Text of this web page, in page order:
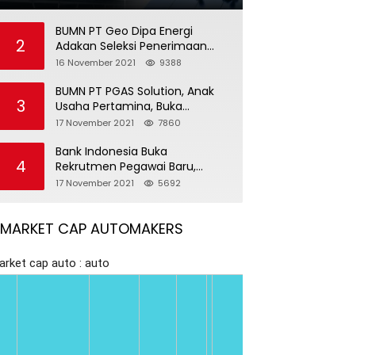
2
BUMN PT Geo Dipa Energi
Adakan Seleksi Penerimaan
Pegawai Baru
16 November 2021 9388
3
BUMN PT PGAS Solution, Anak
Usaha Pertamina, Buka
Rekrutmen Pegawai Baru
17 November 2021 7860
4
Bank Indonesia Buka
Rekrutmen Pegawai Baru,
Tersedia 37 Posisi
17 November 2021 5692
MARKET CAP AUTOMAKERS